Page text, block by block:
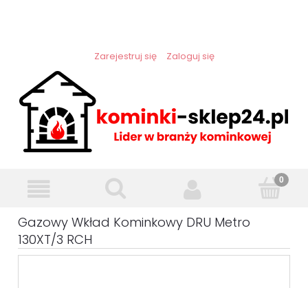
Zarejestruj się Zaloguj się
Gazowy Wkład Kominkowy DRU Metro
130XT/3 RCH